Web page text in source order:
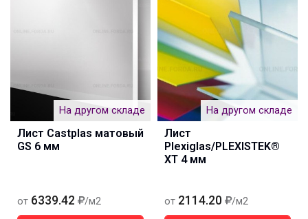
На другом складе
Лист Castplas матовый
GS 6 мм
от 6339.42 /м2
На другом складе
Лист
Plexiglas/PLEXISTEK®
XT 4 мм
от 2114.20 /м2